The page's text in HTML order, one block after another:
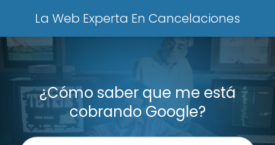
La Web Experta En Cancelaciones
¿Cómo saber que me está
cobrando Google?